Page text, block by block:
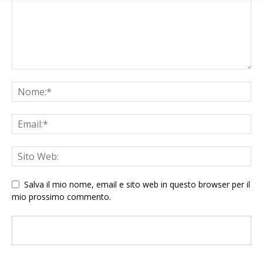
Salva il mio nome, email e sito web in questo browser per il
mio prossimo commento.